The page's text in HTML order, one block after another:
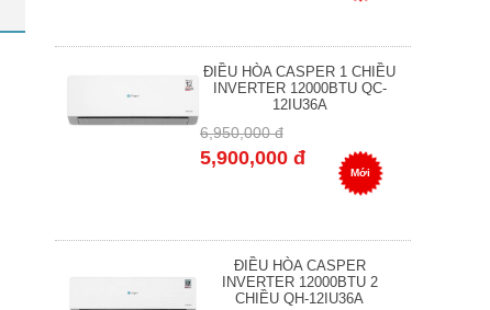
ĐIỀU HÒA CASPER 1 CHIỀU
INVERTER 12000BTU QC-
12IU36A
6,950,000 đ
5,900,000 đ
Mới
ĐIỀU HÒA CASPER
INVERTER 12000BTU 2
CHIỀU QH-12IU36A